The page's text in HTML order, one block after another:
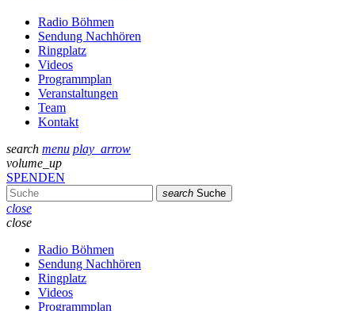
Radio Böhmen
Sendung Nachhören
Ringplatz
Videos
Programmplan
Veranstaltungen
Team
Kontakt
search menu play_arrow
volume_up
SPENDEN
search Suche
close
close
Radio Böhmen
Sendung Nachhören
Ringplatz
Videos
Programmplan